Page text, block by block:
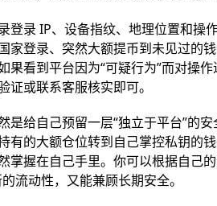
录 IP、设备指纹、地理位置和操
家登录、突然大额提币到未见过的
看到平台因为“可疑行为”而对操
或联系客服核实即可。
给自己预留一层“独立于平台”的
的大额仓位转到自己掌控私钥的
掌握在自己手里。你可以根据自己
流动性，又能兼顾长期安全。